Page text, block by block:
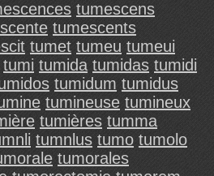
tumescens
tumescents
tumet tumeu tumeui
tumi tumida tumidas tumidi
tumidum tumidus
tumineuse tumineux
tumières tumma
tumnlus tumo tumolo
tumorales